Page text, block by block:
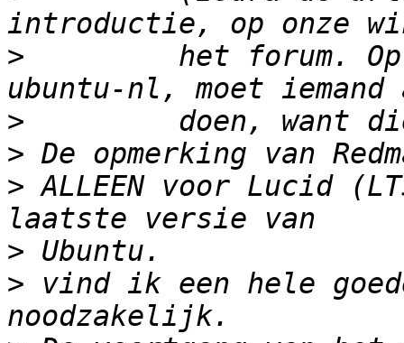
>
het forum.
>
>
> ALLEEN voor Lucid
>
> vind ik een hele